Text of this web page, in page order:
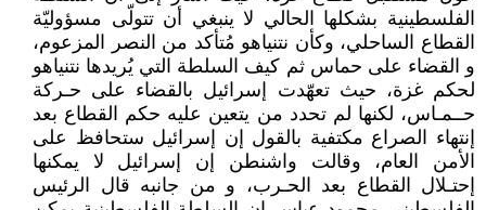
الفلسطينية بشكلها الحالي لا ينبغي أن تتولّى مسؤوليّة
القطاع الساحلي، وكأن نتنياهو مُتأكد من النصر المزعوم،
و القضاء على حماس ثم كيف السلطة التي يُريدها نتنياهو
لحكم غزة، حيث تعهّدت إسرائيل بالقضاء على حـركة
حــمـاس، لكنها لم تحدد من يتعين عليه حكم القطاع بعد
إنتهاء الصراع مكتفية بالقول إن إسرائيل ستحافظ على
الأمن العام، وقالت واشنطن إن إسرائيل لا يمكنها
إحتـلال القطاع بعد الحـرب، و من جانبه قال الرئيس